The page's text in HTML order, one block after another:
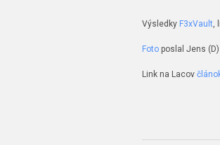
Výsledky F3xVault
Foto poslal Jens
Link na Lacov